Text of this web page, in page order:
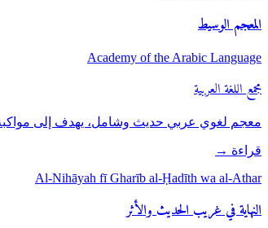
المعجم الوسيط
Academy of the Arabic Language
مجمع اللغة العربية
معجم لغوي عربي حديث وشامل، يهدف إلى مواكبة
قراءة →
Al-Nihāyah fī Gharīb al-Ḥadīth wa al-Athar
النهاية في غريب الحديث والأثر